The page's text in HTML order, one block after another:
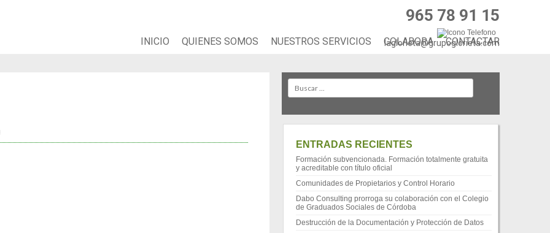
965 78 91 15
laglorieta@grupoglorieta.com
CONTACTAR
COLABORA
NUESTROS SERVICIOS
QUIENES SOMOS
INICIO
ENTRADAS RECIENTES
Formación subvencionada. Formación totalmente gratuita
y acreditable con título oficial
Comunidades de Propietarios y Control Horario
Dabo Consulting prorroga su colaboración con el Colegio
de Graduados Sociales de Córdoba
Destrucción de la Documentación y Protección de Datos